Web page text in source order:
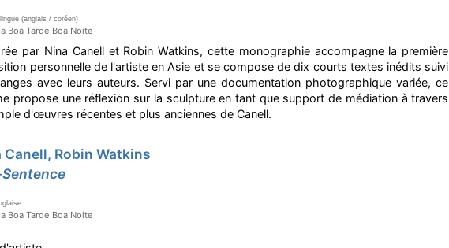
(anglais / coréen)
Boa Tarde Boa Noite
par Nina Canell et Robin Watkins, cette monographie accompagne la première
personnelle de l'artiste en Asie et se compose de dix courts textes inédits suivi
avec leurs auteurs. Servi par une documentation photographique variée, ce
propose une réflexion sur la sculpture en tant que support de médiation à travers
d'œuvres récentes et plus anciennes de Canell.
Canell, Robin Watkins
Boa Tarde Boa Noite